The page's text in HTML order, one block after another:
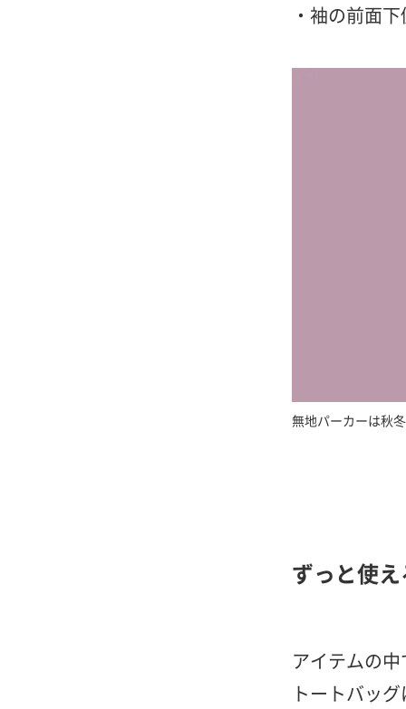
・袖の前面下
無地パーカーは秋
ずっと使
アイテムの中
トートバッ